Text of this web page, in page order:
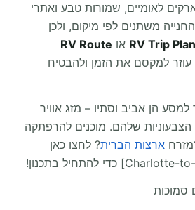
לאומיים, שמורות טבע ואתרי
משתנים לפי מיקום, ולכן
RV Trip או RV Route
עוזר למקסם את הזמן ולהבטיח
למסע הן אביב וסתיו – מזג אוויר
הצבעוניות שלהם. מוכנים להרפתקה
ארצות הברית? לחצו כאן
סמוכות